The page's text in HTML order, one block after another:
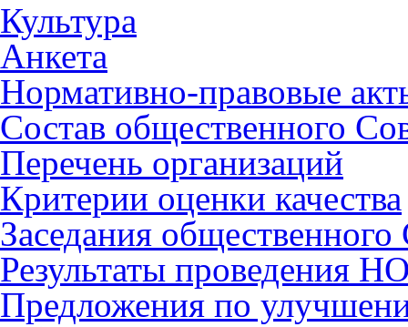
Культура
Анкета
Нормативно-правовые
Состав общественного
Перечень организаций
Критерии оценки качества
Заседания общественного
Результаты проведения
Предложения по